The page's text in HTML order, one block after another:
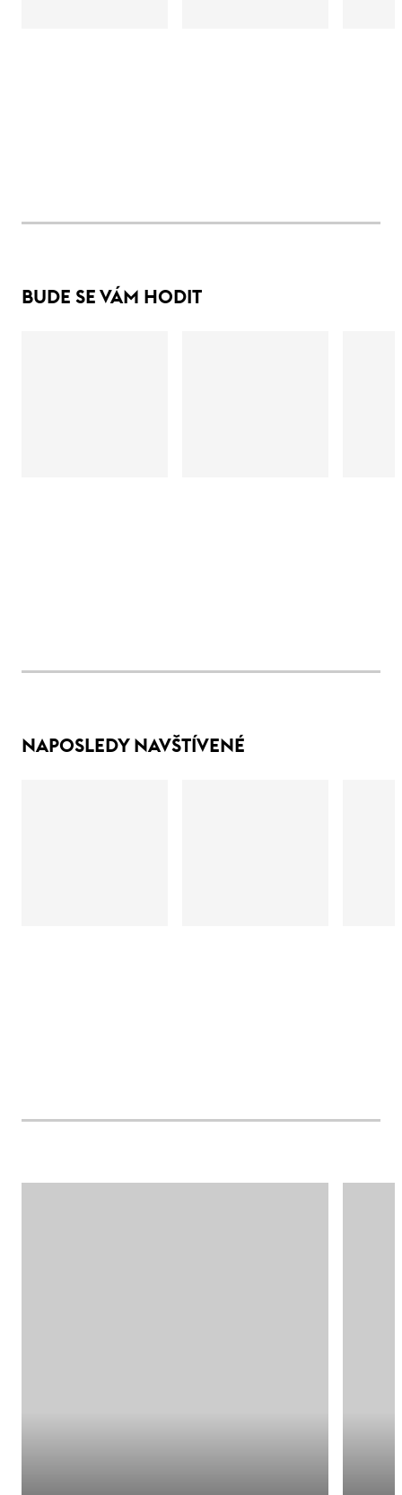
BUDE SE VÁM HODIT
NAPOSLEDY NAVŠTÍVENÉ